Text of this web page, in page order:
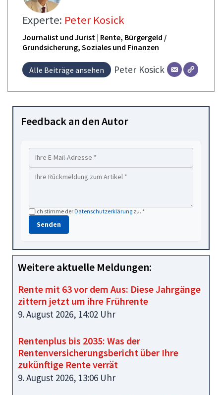
Experte: Peter Kosick
Journalist und Jurist | Rente, Bürgergeld /
Grundsicherung, Soziales und Finanzen
Alle Beiträge ansehen Peter Kosick
Feedback an den Autor
Ich stimme derDatenschutzerklärung zu. *
Senden
Weitere aktuelle Meldungen:
Rente mit 63 vor dem Aus: Diese Jahrgänge
zittern jetzt um ihre Frührente
9. August 2026, 14:02 Uhr
Rentenplus bis 2035: Was der
Rentenversicherungsbericht über Ihre
zukünftige Rente verrät
9. August 2026, 13:06 Uhr